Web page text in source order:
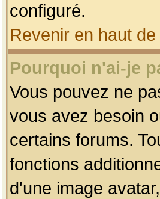
configuré.
Revenir en haut de
Pourquoi n'ai-je
Vous pouvez ne
vous avez besoin
certains forums.
fonctions
d'une image